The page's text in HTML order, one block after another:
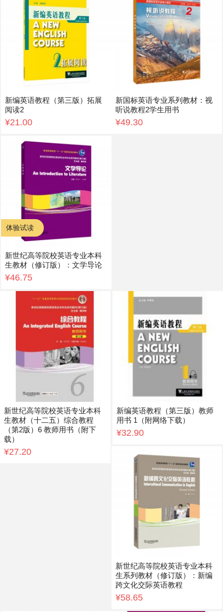
新编英语教程（第三版）拓展
阅读2
¥21.00
新国标英语专业系列教材：视
听说教程2学生用书
¥49.30
体验试读
新世纪高等院校英语专业本科
生教材（修订版）：文学导论
¥46.75
新世纪高等院校英语专业本科
生教材（十二五）综合教程
（第2版）6 教师用书（附下
载）
¥27.20
新编英语教程（第三版）教师
用书 1（附网络下载）
¥32.90
新世纪高等院校英语专业本科
生系列教材（修订版）：新编
跨文化交际英语教程
¥58.65